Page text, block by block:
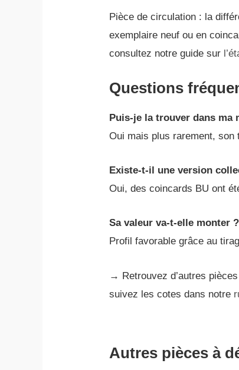
Pièce de circulation : la
exemplaire neuf ou en
consultez notre guide sur
Questions
Puis-je la trouver dans ma
Oui mais plus rarement, son
Existe-t-il une version
Oui, des coincards BU ont
Sa valeur va-t-elle monter ?
Profil favorable grâce au
→ Retrouvez d’autres
suivez les cotes dans notre
Autres pièces à